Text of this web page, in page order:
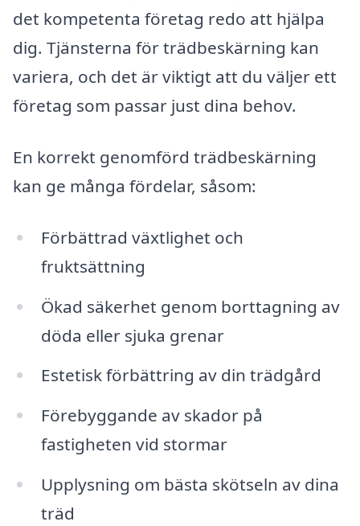
det kompetenta företag redo att hjälpa
dig. Tjänsterna för trädbeskärning kan
variera, och det är viktigt att du väljer ett
företag som passar just dina behov.
En korrekt genomförd trädbeskärning
kan ge många fördelar, såsom:
Förbättrad växtlighet och
fruktsättning
Ökad säkerhet genom borttagning av
döda eller sjuka grenar
Estetisk förbättring av din trädgård
Förebyggande av skador på
fastigheten vid stormar
Upplysning om bästa skötseln av dina
träd